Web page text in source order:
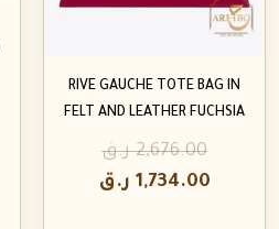
RIVE GAUCHE TOTE BAG IN
FELT AND LEATHER FUCHSIA
2,676.00 ر.ق
1,734.00 ر.ق